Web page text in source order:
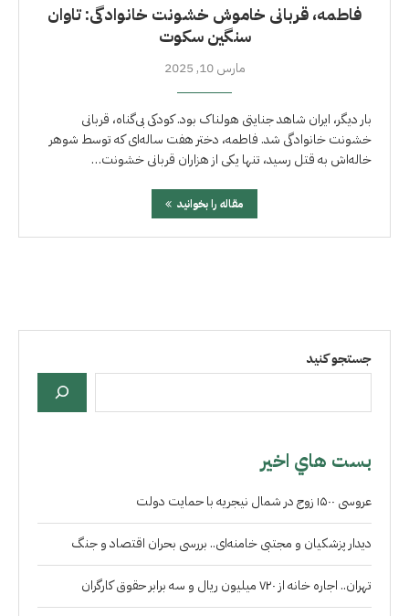
فاطمه، قربانی خاموش خشونت خانوادگی: تاوان
سنگین سکوت
مارس 10, 2025
بار دیگر، ایران شاهد جنایتی هولناک بود. کودکی بی‌گناه، قربانی
خشونت خانوادگی شد. فاطمه، دختر هفت ساله‌ای که توسط شوهر
خاله‌اش به قتل رسید، تنها یکی از هزاران قربانی خشونت…
مقاله را بخوانید
جستجو کنید
بست هاي اخير
عروسی ۱۵۰۰ زوج در شمال نیجریه با حمایت دولت
دیدار پزشکیان و مجتبی خامنه‌ای.. بررسی بحران اقتصاد و جنگ
تهران.. اجاره خانه از ۷۲۰ میلیون ریال و سه برابر حقوق کارگران